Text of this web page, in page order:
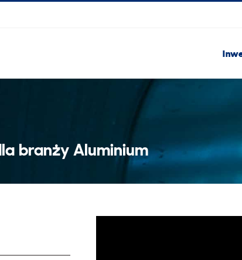
branży Aluminium